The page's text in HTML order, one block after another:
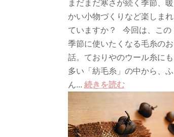
まだまだ寒さが続く季節、暖
かい小物づくりなど楽しまれ
ていますか？ 今回は、この
季節に使いたくなる毛糸のお
話。ておりやのウール糸にも
多い「紡毛糸」の中から、ふ
ん... 続きを読む